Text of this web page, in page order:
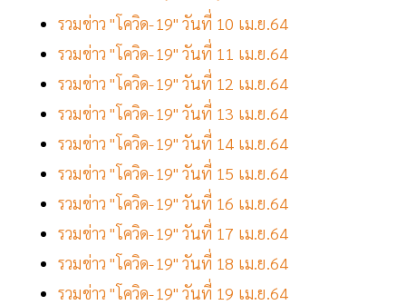
รวมข่าว "โควิด-19" วันที่ 10 เม.ย.64
รวมข่าว "โควิด-19" วันที่ 11 เม.ย.64
รวมข่าว "โควิด-19" วันที่ 12 เม.ย.64
รวมข่าว "โควิด-19" วันที่ 13 เม.ย.64
รวมข่าว "โควิด-19" วันที่ 14 เม.ย.64
รวมข่าว "โควิด-19" วันที่ 15 เม.ย.64
รวมข่าว "โควิด-19" วันที่ 16 เม.ย.64
รวมข่าว "โควิด-19" วันที่ 17 เม.ย.64
รวมข่าว "โควิด-19" วันที่ 18 เม.ย.64
รวมข่าว "โควิด-19" วันที่ 19 เม.ย.64